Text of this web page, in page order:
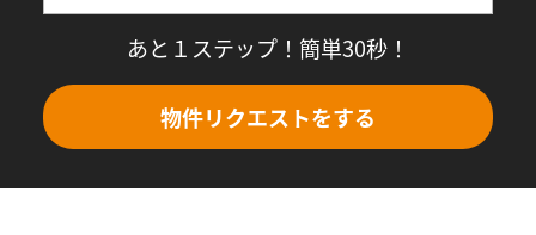
あと１ステップ！簡単30秒！
物件リクエストをする